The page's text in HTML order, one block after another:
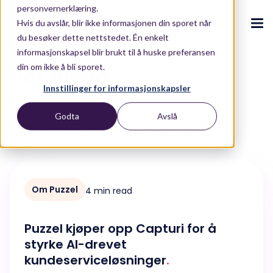
personvernerklæring.
Hvis du avslår, blir ikke informasjonen din sporet når
du besøker dette nettstedet. Én enkelt
informasjonskapsel blir brukt til å huske preferansen
din om ikke å bli sporet.
Innstillinger for informasjonskapsler
Godta Avslå
CX-ecosystem .
.
Puzzel CX ecosystem
Vårt CX-økosystem
Integrasjoner
Plattform.
.
Puzzel kundeserviceplattform.
Puzzel CX plattform
Conversational Intelligence
Live Summary
.
Blogg.
Blogg
E-bøker og rapporter.
ROI Calculator
ROI Calculator
Om oss.
.
Om oss
Vår blogg.
Våre mest populære artikler.
Om Puzzel 4 min read
Puzzel kjøper opp Capturi for å
styrke AI-drevet
kundeserviceløsninger.